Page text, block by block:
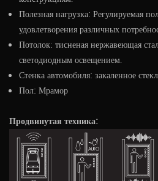
Полезная нагрузка: Регулируемая
удовлетворения различных
Потолок: тисненая нержавеющая
светодиодным освещением.
Стенка автомобиля: закаленное
Пол: Мрамор
Продвинутая техника: